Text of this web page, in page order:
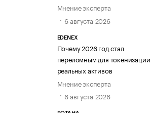
Мнение эксперта
6 августа 2026
EDENEX
Почему 2026 год стал
переломным для токенизации
реальных активов
Мнение эксперта
6 августа 2026